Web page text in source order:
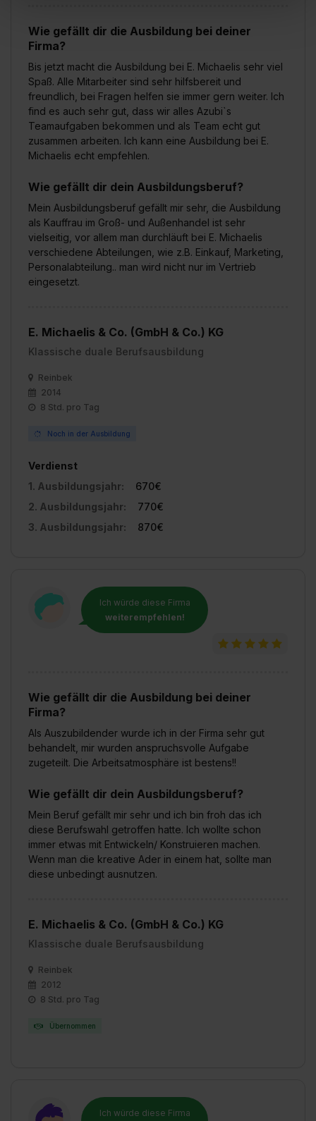
einverstanden, dass dir nach Setzen der Cookies externe
Inhalte (z.B. Videos oder Posts) angezeigt und hierfür
erforderliche personenbezogene Daten an Social Media
Dienste, ggfs. mit Sitz in den USA, übermittelt werden.
Eine Erlaubnis hierfür kannst du auch später noch im
Einzelfall bei dem jeweiligen Inhalt erteilen. Willst du nur
bestimmte Verwendungszwecke zulassen, triff deine
Auswahl über die Checkboxen und klick auf „Auswahl
der Kategorien „Präferenzen“, „Statistiken“ und „Social
Media und Marketing“ umfasst hierbei die Einwilligung
zur Übermittlung deiner Daten in die USA (Art. 49 Abs. 1
S. 1 lit. a) DS-GVO). Die USA verfügen über kein
angemessenes Datenschutzniveau (EuGH – Schrems
II). Du kannst die von dir erteilte Einwilligung jederzeit mit
Wirkung für die Zukunft ganz oder teilweise über unsere
einzelnen Cookies findest du durch Klick auf „Details
zeigen“. Weitere Informationen:Datenschutzerklärung
Impressum
Wie gefällt dir die Ausbildung bei deiner
Firma?
Bis jetzt macht die Ausbildung bei E. Michaelis sehr viel
Spaß. Alle Mitarbeiter sind sehr hilfsbereit und
freundlich, bei Fragen helfen sie immer gern weiter. Ich
find es auch sehr gut, dass wir alles Azubi`s
Teamaufgaben bekommen und als Team echt gut
zusammen arbeiten. Ich kann eine Ausbildung bei E.
Michaelis echt empfehlen.
Wie gefällt dir dein Ausbildungsberuf?
Mein Ausbildungsberuf gefällt mir sehr, die Ausbildung
als Kauffrau im Groß- und Außenhandel ist sehr
vielseitig, vor allem man durchläuft bei E. Michaelis
verschiedene Abteilungen, wie z.B. Einkauf, Marketing,
Personalabteilung.. man wird nicht nur im Vertrieb
eingesetzt.
E. Michaelis & Co. (GmbH & Co.) KG
Klassische duale Berufsausbildung
Reinbek
2014
8 Std. pro Tag
Noch in der Ausbildung
Verdienst
1. Ausbildungsjahr:
670€
2. Ausbildungsjahr:
770€
3. Ausbildungsjahr:
870€
Ich würde diese Firma
weiterempfehlen!
Wie gefällt dir die Ausbildung bei deiner
Firma?
Als Auszubildender wurde ich in der Firma sehr gut
behandelt, mir wurden anspruchsvolle Aufgabe
zugeteilt. Die Arbeitsatmosphäre ist bestens!!
Wie gefällt dir dein Ausbildungsberuf?
Mein Beruf gefällt mir sehr und ich bin froh das ich
diese Berufswahl getroffen hatte. Ich wollte schon
immer etwas mit Entwickeln/ Konstruieren machen.
Wenn man die kreative Ader in einem hat, sollte man
diese unbedingt ausnutzen.
E. Michaelis & Co. (GmbH & Co.) KG
Klassische duale Berufsausbildung
Reinbek
2012
8 Std. pro Tag
Übernommen
Ich würde diese Firma